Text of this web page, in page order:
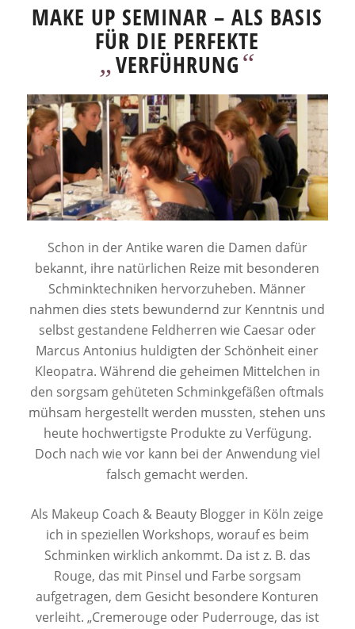
MAKE UP SEMINAR – ALS BASIS
FÜR DIE PERFEKTE
„VERFÜHRUNG“
Schon in der Antike waren die Damen dafür
bekannt, ihre natürlichen Reize mit besonderen
Schminktechniken hervorzuheben. Männer
nahmen dies stets bewundernd zur Kenntnis und
selbst gestandene Feldherren wie Caesar oder
Marcus Antonius huldigten der Schönheit einer
Kleopatra. Während die geheimen Mittelchen in
den sorgsam gehüteten Schminkgefäßen oftmals
mühsam hergestellt werden mussten, stehen uns
heute hochwertigste Produkte zu Verfügung.
Doch nach wie vor kann bei der Anwendung viel
falsch gemacht werden.
Als Makeup Coach & Beauty Blogger in Köln zeige
ich in speziellen Workshops, worauf es beim
Schminken wirklich ankommt. Da ist z. B. das
Rouge, das mit Pinsel und Farbe sorgsam
aufgetragen, dem Gesicht besondere Konturen
verleiht. „Cremerouge oder Puderrouge, das ist